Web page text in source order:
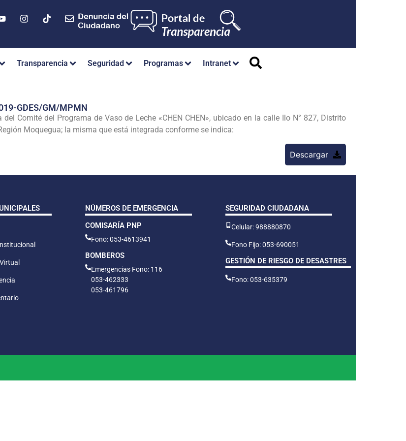
Transparencia Seguridad Programas Intranet
GDES/GM/MPMN
del Comité del Programa de Vaso de Leche «CHEN CHEN», ubicado en la calle Ilo N° 827, Distrito
Moquegua; la misma que está integrada conforme se indica:
Descargar
NÚMEROS DE EMERGENCIA
COMISARÍA PNP
Fono: 053-4613941
BOMBEROS
Emergencias Fono: 116
053-462333
053-461796
SEGURIDAD CIUDADANA
Celular: 988880870
Fono Fijo: 053-690051
GESTIÓN DE RIESGO DE DESASTRES
Fono: 053-635379